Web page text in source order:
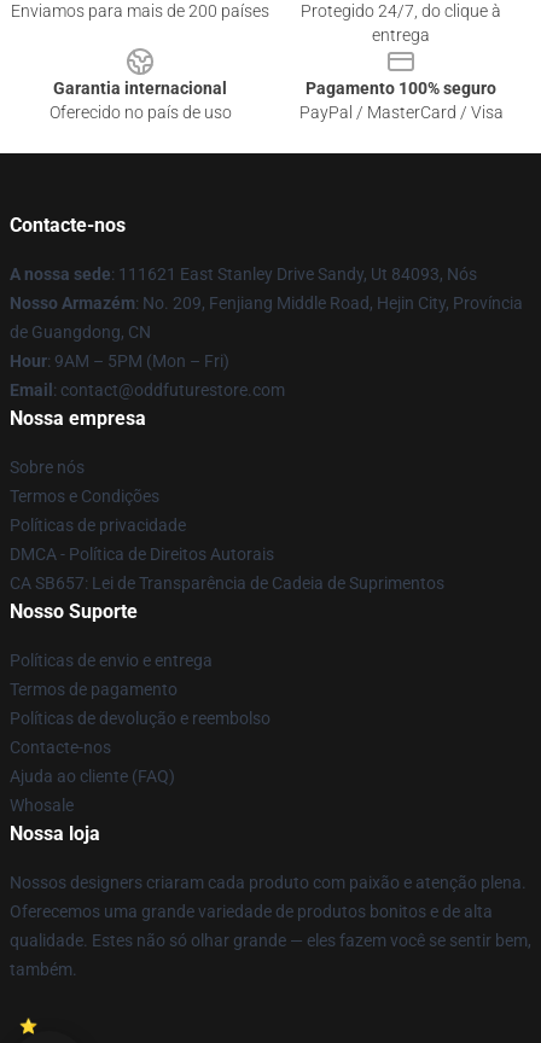
Enviamos para mais de 200 países
Protegido 24/7, do clique à
entrega
Garantia internacional
Oferecido no país de uso
Pagamento 100% seguro
PayPal / MasterCard / Visa
Contacte-nos
A nossa sede: 111621 East Stanley Drive Sandy, Ut 84093, Nós
Nosso Armazém: No. 209, Fenjiang Middle Road, Hejin City, Província
de Guangdong, CN
Hour: 9AM – 5PM (Mon – Fri)
Email : contact@oddfuturestore.com
Nossa empresa
Sobre nós
Termos e Condições
Políticas de privacidade
DMCA - Política de Direitos Autorais
CA SB657: Lei de Transparência de Cadeia de Suprimentos
Nosso Suporte
Políticas de envio e entrega
Termos de pagamento
Políticas de devolução e reembolso
Contacte-nos
Ajuda ao cliente (FAQ)
Whosale
Nossa loja
Nossos designers criaram cada produto com paixão e atenção plena.
Oferecemos uma grande variedade de produtos bonitos e de alta
qualidade. Estes não só olhar grande — eles fazem você se sentir bem,
também.